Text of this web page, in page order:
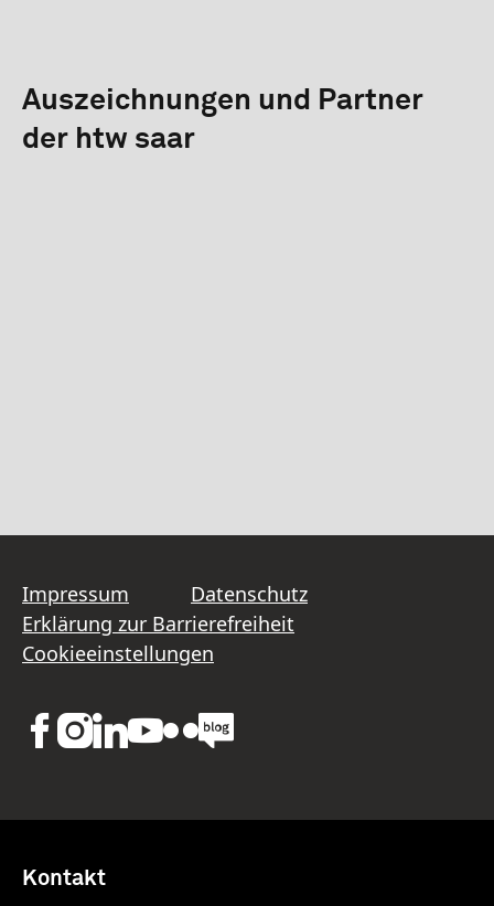
Auszeichnungen und Partner
der htw saar
Impressum
Datenschutz
Erklärung zur Barrierefreiheit
Cookieeinstellungen
Kontakt